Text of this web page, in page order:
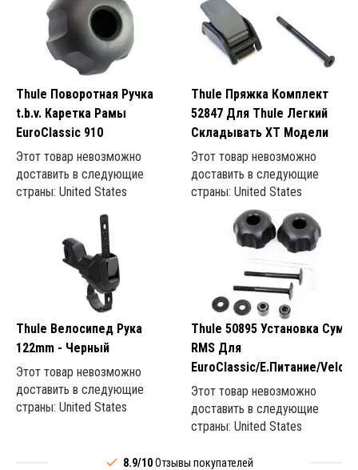
Thule Поворотная Ручка
t.b.v. Каретка Рамы
EuroClassic 910
Этот товар невозможно
доставить в следующие
страны: United States
Thule Пряжка Комплект
52847 Для Thule Легкий
Складывать XT Модели
Этот товар невозможно
доставить в следующие
страны: United States
Thule Велосипед Рука
122mm - Черный
Этот товар невозможно
доставить в следующие
страны: United States
Thule 50895 Установка Сумка
RMS Для
EuroClassic/E.Питание/
Этот товар невозможно
доставить в следующие
страны: United States
8.9/10Отзывы покупателей